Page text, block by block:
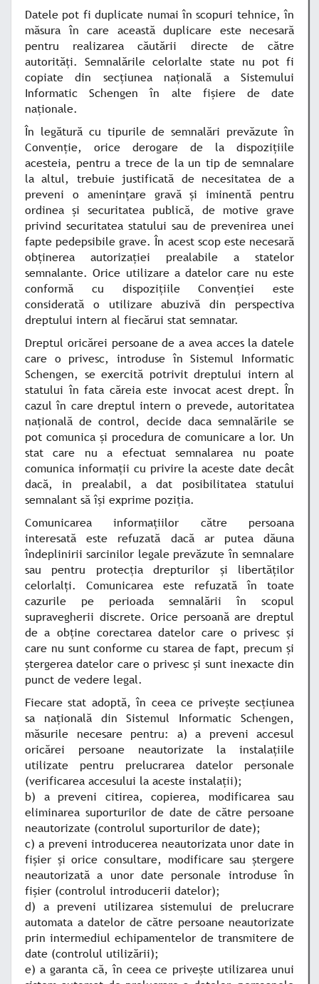
Datele pot fi duplicate numai în scopuri tehnice, în
măsura în care această duplicare este necesară
pentru realizarea căutării directe de către
autorităţi. Semnalările celorlalte state nu pot fi
copiate din secţiunea naţională a Sistemului
Informatic Schengen în alte fişiere de date
naţionale.
În legătură cu tipurile de semnalări prevăzute în
Convenţie, orice derogare de la dispoziţiile
acesteia, pentru a trece de la un tip de semnalare
la altul, trebuie justificată de necesitatea de a
preveni o ameninţare gravă şi iminentă pentru
ordinea şi securitatea publică, de motive grave
privind securitatea statului sau de prevenirea unei
fapte pedepsibile grave. În acest scop este necesară
obţinerea autorizaţiei prealabile a statelor
semnalante. Orice utilizare a datelor care nu este
conformă cu dispoziţiile Convenţiei este
considerată o utilizare abuzivă din perspectiva
dreptului intern al fiecărui stat semnatar.
Dreptul oricărei persoane de a avea acces la datele
care o privesc, introduse în Sistemul Informatic
Schengen, se exercită potrivit dreptului intern al
statului în fata căreia este invocat acest drept. În
cazul în care dreptul intern o prevede, autoritatea
naţională de control, decide daca semnalările se
pot comunica şi procedura de comunicare a lor. Un
stat care nu a efectuat semnalarea nu poate
comunica informaţii cu privire la aceste date decât
dacă, in prealabil, a dat posibilitatea statului
semnalant să îşi exprime poziţia.
Comunicarea informaţiilor către persoana
interesată este refuzată dacă ar putea dăuna
îndeplinirii sarcinilor legale prevăzute în semnalare
sau pentru protecţia drepturilor şi libertăţilor
celorlalţi. Comunicarea este refuzată în toate
cazurile pe perioada semnalării în scopul
supravegherii discrete. Orice persoană are dreptul
de a obţine corectarea datelor care o privesc şi
care nu sunt conforme cu starea de fapt, precum şi
ştergerea datelor care o privesc şi sunt inexacte din
punct de vedere legal.
Fiecare stat adoptă, în ceea ce priveşte secţiunea
sa naţională din Sistemul Informatic Schengen,
măsurile necesare pentru: a) a preveni accesul
oricărei persoane neautorizate la instalaţiile
utilizate pentru prelucrarea datelor personale
(verificarea accesului la aceste instalaţii);
b) a preveni citirea, copierea, modificarea sau
eliminarea suporturilor de date de către persoane
neautorizate (controlul suporturilor de date);
c) a preveni introducerea neautorizata unor date in
fişier şi orice consultare, modificare sau ştergere
neautorizată a unor date personale introduse în
fişier (controlul introducerii datelor);
d) a preveni utilizarea sistemului de prelucrare
automata a datelor de către persoane neautorizate
prin intermediul echipamentelor de transmitere de
date (controlul utilizării);
e) a garanta că, în ceea ce priveşte utilizarea unui